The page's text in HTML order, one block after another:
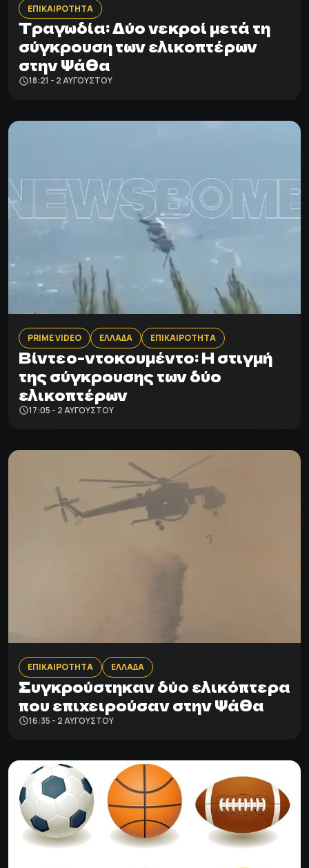
ΕΠΙΚΑΙΡΟΤΗΤΑ
Τραγωδία: Δύο νεκροί μετά τη
σύγκρουση των ελικοπτέρων
στην Ψάθα
18:21 - 2 ΑΥΓΟΎΣΤΟΥ
PRIME VIDEO ΕΛΛΑΔΑ ΕΠΙΚΑΙΡΟΤΗΤΑ
Βίντεο-ντοκουμέντο: Η στιγμή
της σύγκρουσης των δύο
ελικοπτέρων
17:05 - 2 ΑΥΓΟΎΣΤΟΥ
ΕΠΙΚΑΙΡΟΤΗΤΑ ΕΛΛΑΔΑ
Συγκρούστηκαν δύο ελικόπτερα
που επιχειρούσαν στην Ψάθα
16:35 - 2 ΑΥΓΟΎΣΤΟΥ